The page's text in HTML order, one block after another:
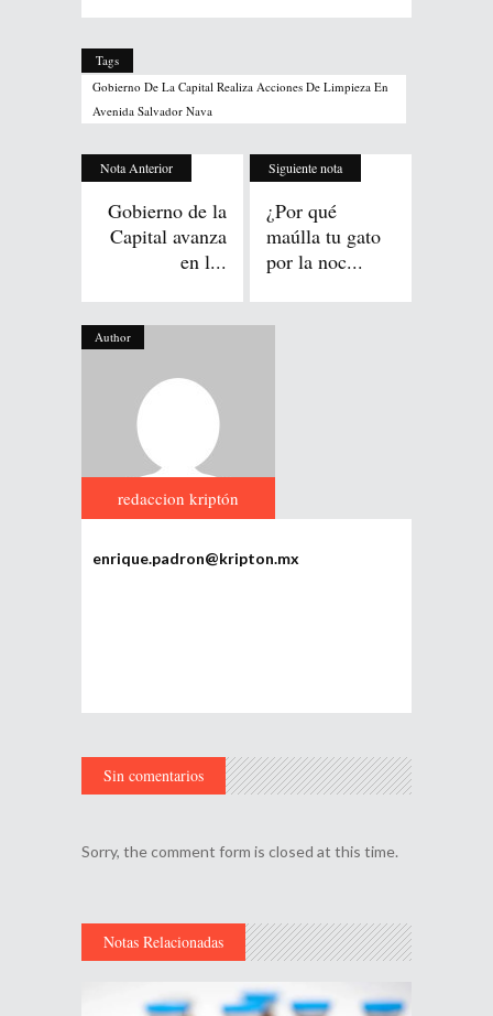
Tags
Gobierno De La Capital Realiza Acciones De Limpieza En
Avenida Salvador Nava
Nota Anterior
Gobierno de la
Capital avanza
en l...
Siguiente nota
¿Por qué
maúlla tu gato
por la noc...
Author
redaccion kriptón
enrique.padron@kripton.mx
Sin comentarios
Sorry, the comment form is closed at this time.
Notas Relacionadas